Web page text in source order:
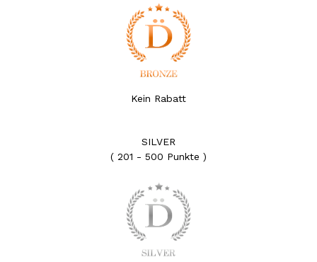
Kein Rabatt
SILVER
( 201 - 500 Punkte )